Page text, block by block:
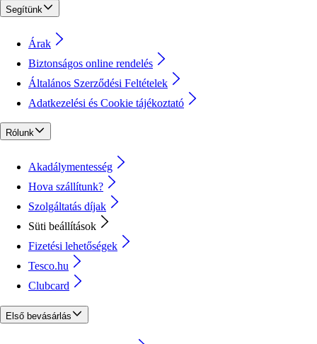
Segítünk
Árak
Biztonságos online rendelés
Általános Szerződési Feltételek
Adatkezelési és Cookie tájékoztató
Rólunk
Akadálymentesség
Hova szállítunk?
Szolgáltatás díjak
Süti beállítások
Fizetési lehetőségek
Tesco.hu
Clubcard
Első bevásárlás